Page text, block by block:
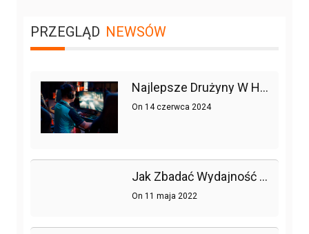
k
a
PRZEGLĄD NEWSÓW
Najlepsze Drużyny W Historii League Of Legends
On 14 czerwca 2024
Jak Zbadać Wydajność Strony Lub Sklepu Internetowego, Czyli Testy Obciążeniowe W Praktyce
On 11 maja 2022